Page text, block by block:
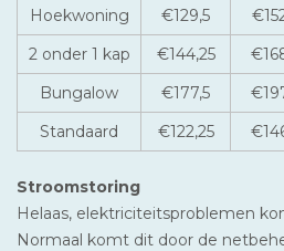
Hoekwoning
€129,5
2 onder 1 kap
€144,25
Bungalow
€177,5
Standaard
€122,25
Stroomstoring
Helaas, elektriciteitsproblemen
Normaal komt dit door de